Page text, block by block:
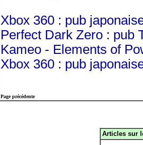
Xbox 360 : pub
Perfect Dark Zero : pub
Kameo - Elements of
Xbox 360 : pub
Page précédente
Articles sur